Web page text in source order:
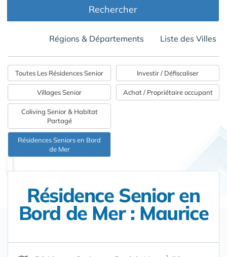
Rechercher
Régions & Départements Liste des Villes
Toutes Les Résidences Senior
Villages Senior
Coliving Senior & Habitat
Partagé
Résidences Seniors en Bord
de Mer
Investir / Défiscaliser
Achat / Propriétaire occupant
Résidence Senior en
Bord de Mer : Maurice